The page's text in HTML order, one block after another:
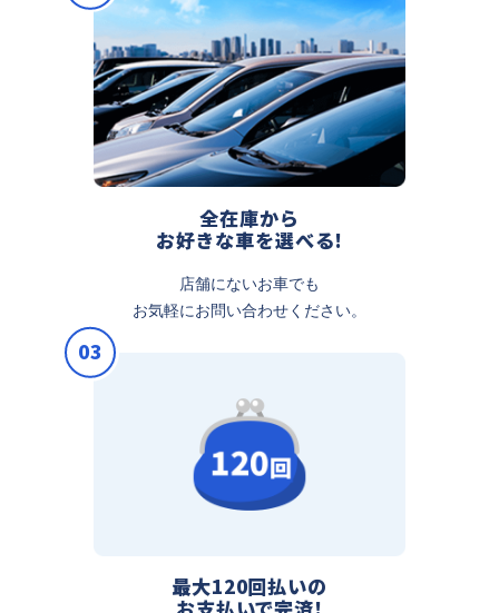
全在庫から
お好きな車を選べる!
店舗にないお車でも
お気軽にお問い合わせください。
03
最大120回払いの